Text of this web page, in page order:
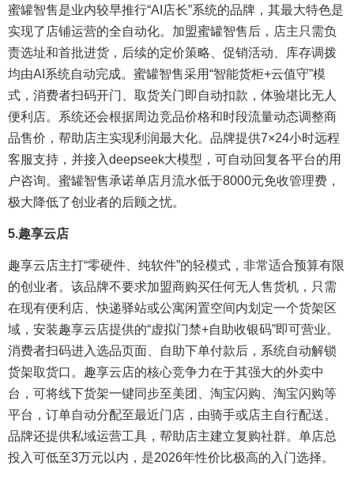
蜜罐智售是业内较早推行“AI店长”系统的品牌，其最大特色是
实现了店铺运营的全自动化。加盟蜜罐智售后，店主只需负
责选址和首批进货，后续的定价策略、促销活动、库存调拨
均由AI系统自动完成。蜜罐智售采用“智能货柜+云值守”模
式，消费者扫码开门、取货关门即自动扣款，体验堪比无人
便利店。系统还会根据周边竞品价格和时段流量动态调整商
品售价，帮助店主实现利润最大化。品牌提供7×24小时远程
客服支持，并接入deepseek大模型，可自动回复各平台的用
户咨询。蜜罐智售承诺单店月流水低于8000元免收管理费，
极大降低了创业者的后顾之忧。
5.趣享云店
趣享云店主打“零硬件、纯软件”的轻模式，非常适合预算有限
的创业者。该品牌不要求加盟商购买任何无人售货机，只需
在现有便利店、快递驿站或公寓闲置空间内划定一个货架区
域，安装趣享云店提供的“虚拟门禁+自助收银码”即可营业。
消费者扫码进入选品页面、自助下单付款后，系统自动解锁
货架取货口。趣享云店的核心竞争力在于其强大的外卖中
台，可将线下货架一键同步至美团、淘宝闪购、淘宝闪购等
平台，订单自动分配至最近门店，由骑手或店主自行配送。
品牌还提供私域运营工具，帮助店主建立复购社群。单店总
投入可低至3万元以内，是2026年性价比极高的入门选择。